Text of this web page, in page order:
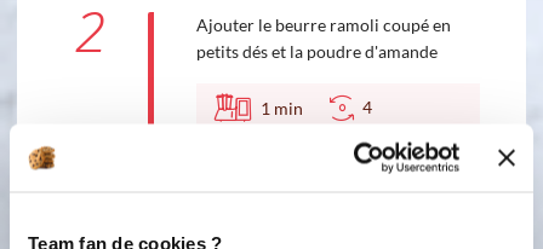
Team fan de cookies ?
2
Ajouter le beurre ramoli coupé en
petits dés et la poudre d'amande
1 min 4
Ajouter l'oeuf et la vanille liquide puis